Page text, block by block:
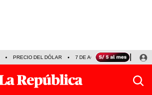
PRECIO DEL DÓLAR 7 DE AGOSTO OLLANTA